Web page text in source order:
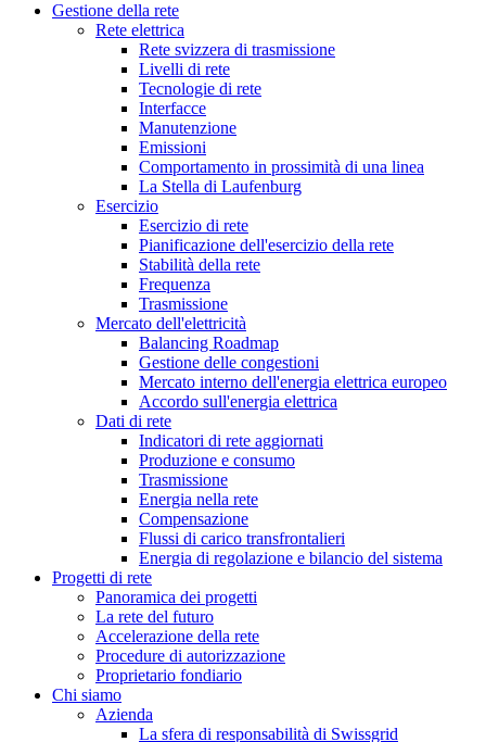
Gestione della rete
Rete elettrica
Rete svizzera di trasmissione
Livelli di rete
Tecnologie di rete
Interfacce
Manutenzione
Emissioni
Comportamento in prossimità di una linea
La Stella di Laufenburg
Esercizio
Esercizio di rete
Pianificazione dell'esercizio della rete
Stabilità della rete
Frequenza
Trasmissione
Mercato dell'elettricità
Balancing Roadmap
Gestione delle congestioni
Mercato interno dell'energia elettrica europeo
Accordo sull'energia elettrica
Dati di rete
Indicatori di rete aggiornati
Produzione e consumo
Trasmissione
Energia nella rete
Compensazione
Flussi di carico transfrontalieri
Energia di regolazione e bilancio del sistema
Progetti di rete
Panoramica dei progetti
La rete del futuro
Accelerazione della rete
Procedure di autorizzazione
Proprietario fondiario
Chi siamo
Azienda
La sfera di responsabilità di Swissgrid